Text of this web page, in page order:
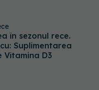
Suplimentarea
D3